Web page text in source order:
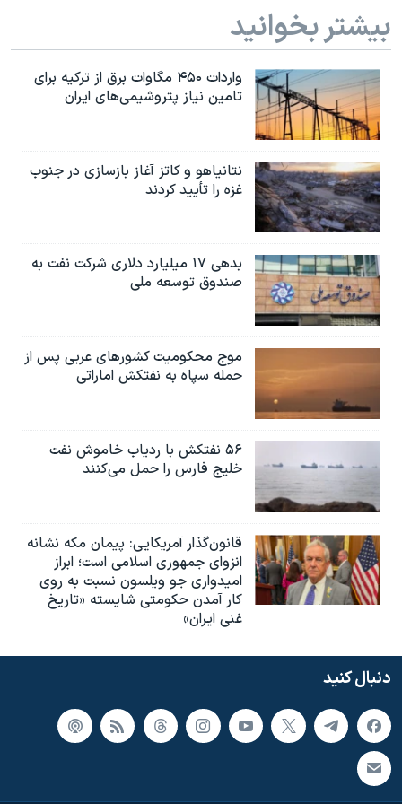
نرگس محمدی برنده جایزه نوبل صلح
همایش محافظه‌کاران آمریکا «سی‌پک»
صفحه‌های ویژه
سفر پرزیدنت ترامپ به چین
بیشتر بخوانید
واردات ۴۵۰ مگاوات برق از ترکیه برای
تامین نیاز پتروشیمی‌های ایران
نتانیاهو و کاتز آغاز بازسازی در جنوب
غزه را تأیید کردند
بدهی ۱۷ میلیارد دلاری شرکت نفت به
صندوق توسعه ملی
موج محکومیت کشورهای عربی پس از
حمله سپاه به نفتکش اماراتی
۵۶ نفتکش با ردیاب خاموش نفت
خلیج فارس را حمل می‌کنند
قانون‌گذار آمریکایی: پیمان مکه نشانه
انزوای جمهوری اسلامی است؛ ابراز
امیدواری جو ویلسون نسبت به روی
کار آمدن حکومتی شایسته «تاریخ
غنی ایران»
دنبال کنید